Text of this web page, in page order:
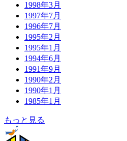
1998年3月
1997年7月
1996年7月
1995年2月
1995年1月
1994年6月
1991年9月
1990年2月
1990年1月
1985年1月
もっと見る